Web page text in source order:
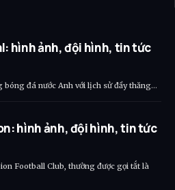
hình ảnh, đội hình, tin tức
bóng đá nước Anh với lịch sử đầy thăng…
hình ảnh, đội hình, tin tức
Football Club, thường được gọi tắt là